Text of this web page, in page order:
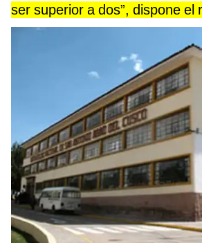
ser superior a dos”, dispone el